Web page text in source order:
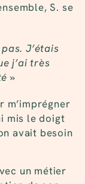
S. se
J’étais
j’ai très
»
m’imprégner
mis le doigt
avait besoin
un métier